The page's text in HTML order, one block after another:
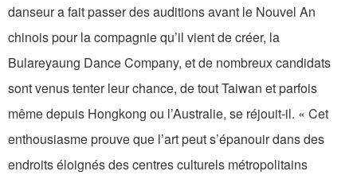
danseur a fait passer des auditions avant le Nouvel An
chinois pour la compagnie qu’il vient de créer, la
Bulareyaung Dance Company, et de nombreux candidats
sont venus tenter leur chance, de tout Taiwan et parfois
même depuis Hongkong ou l’Australie, se réjouit-il. « Cet
enthousiasme prouve que l’art peut s’épanouir dans des
endroits éloignés des centres culturels métropolitains